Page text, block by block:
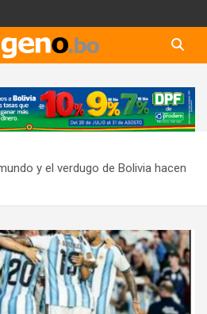
y el verdugo de Bolivia hacen